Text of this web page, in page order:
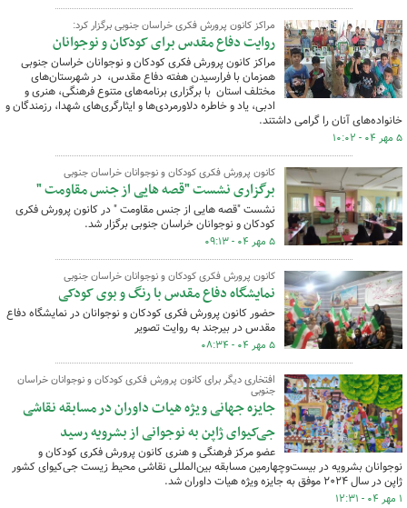
مراکز کانون پرورش فکری خراسان جنوبی برگزار کرد:
روایت دفاع مقدس برای کودکان و نوجوانان
مراکز کانون پرورش فکری کودکان و نوجوانان خراسان جنوبی
همزمان با فرارسیدن هفته دفاع مقدس، در شهرستان‌های
مختلف استان با برگزاری برنامه‌های متنوع فرهنگی، هنری و
ادبی، یاد و خاطره دلاورمردی‌ها و ایثارگری‌های شهدا، رزمندگان و
خانواده‌های آنان را گرامی داشتند.
۵ مهر ۰۴ - ۱۰:۰۲
کانون پرورش فکری کودکان و نوجوانان خراسان جنوبی
برگزاری نشست "قصه هایی از جنس مقاومت "
نشست "قصه هایی از جنس مقاومت " در کانون پرورش فکری
کودکان و نوجوانان خراسان جنوبی برگزار شد.
۵ مهر ۰۴ - ۰۹:۱۳
کانون پرورش فکری کودکان و نوجوانان خراسان جنوبی
نمایشگاه دفاع مقدس با رنگ و بوی کودکی
حضور کانون پرورش فکری کودکان و نوجوانان در نمایشگاه دفاع
مقدس در بیرجند به روایت تصویر
۵ مهر ۰۴ - ۰۸:۳۴
افتخاری دیگر برای کانون پرورش فکری کودکان و نوجوانان خراسان
جنوبی
جایزه جهانی ویژه هیات داوران در مسابقه نقاشی
جی‌کیوای ژاپن به نوجوانی از بشرویه رسید
عضو مرکز فرهنگی و هنری کانون پرورش فکری کودکان و
نوجوانان بشرویه در بیست‌وچهارمین مسابقه بین‌المللی نقاشی محیط زیست جی‌کیوای کشور
ژاپن در سال ۲۰۲۴ موفق به جایزه ویژه هیات داوران شد.
۱ مهر ۰۴ - ۱۲:۳۱